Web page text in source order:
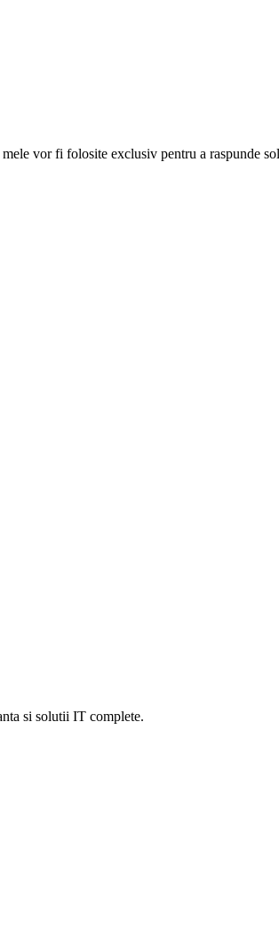
mele vor fi folosite exclusiv pentru a raspunde
si solutii IT complete.